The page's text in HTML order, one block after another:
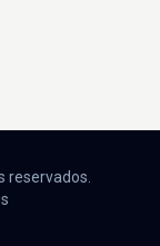
reservados.